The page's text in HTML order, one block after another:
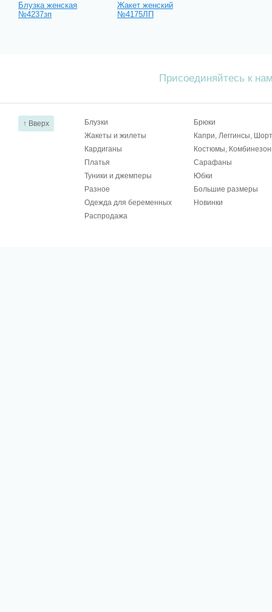
Блузка женская
№4237зп
Жакет женский
№4175ЛП
Присоединяйтесь к
↑ Вверх Блузки
Брюки
Жакеты и жилеты
Капри, Леггинсы,
Кардиганы
Костюмы,
Платья
Сарафаны
Туники и джемперы
Юбки
Разное
Большие размеры
Одежда для беременных
Новинки
Распродажа